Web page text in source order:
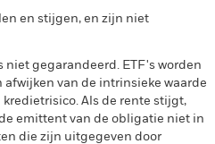
en stijgen, en zijn niet
gegarandeerd. ETF's worden
van de intrinsieke waarde
Als de rente stijgt,
emittent van de obligatie niet in
die zijn uitgegeven door